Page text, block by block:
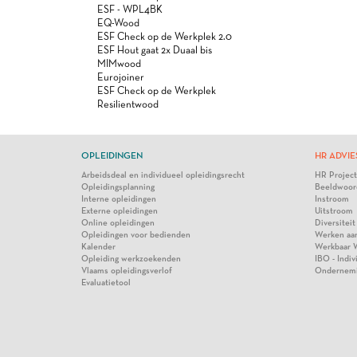
ESF - WPL4BK
EQ-Wood
ESF Check op de Werkplek 2.0
ESF Hout gaat 2x Duaal bis
MIMwood
Eurojoiner
ESF Check op de Werkplek
Resilientwood
OPLEIDINGEN
Arbeidsdeal en individueel opleidingsrecht
Opleidingsplanning
Interne opleidingen
Externe opleidingen
Online opleidingen
Opleidingen voor bedienden
Kalender
Opleiding werkzoekenden
Vlaams opleidingsverlof
Evaluatietool
HR
HR
Instroom
Uitstroom
Diversiteit
Werken
Werkbaar
IBO -